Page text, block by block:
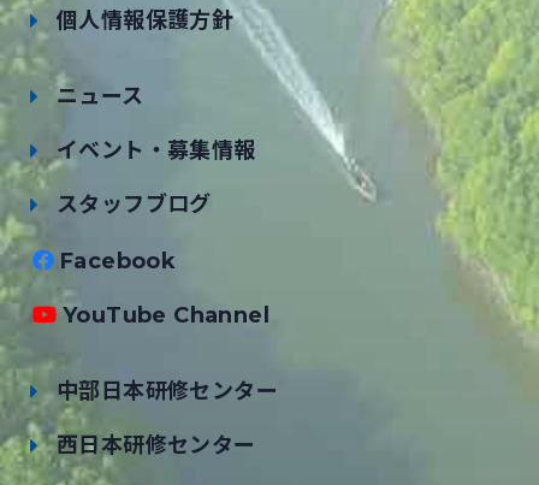
個人情報保護方針
ニュース
イベント・募集情報
スタッフブログ
Facebook
YouTube Channel
中部日本研修センター
西日本研修センター